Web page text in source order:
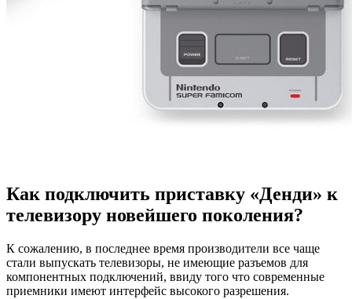
Как подключить приставку «Денди» к
телевизору новейшего поколения?
К сожалению, в последнее время производители все чаще
стали выпускать телевизоры, не имеющие разъемов для
компонентных подключений, ввиду того что современные
приемники имеют интерфейс высокого разрешения.